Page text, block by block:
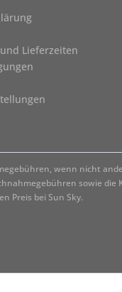
Lieferzeiten
wenn nicht
sowie
Preis bei Sun Sky.